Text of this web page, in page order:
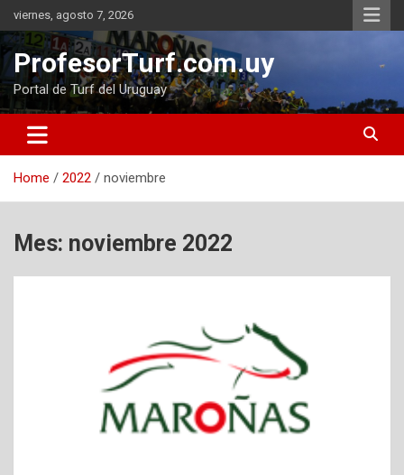
Skip
to
content
viernes, agosto 7, 2026
ProfesorTurf.com.uy
Portal de Turf del Uruguay
Home 2022 noviembre
Mes: noviembre 2022